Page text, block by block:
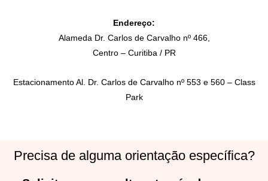
Endereço:
Alameda Dr. Carlos de Carvalho nº 466,
Centro – Curitiba / PR
Estacionamento Al. Dr. Carlos de Carvalho nº 553 e 560 – Class
Park
Precisa de alguma orientação específica?